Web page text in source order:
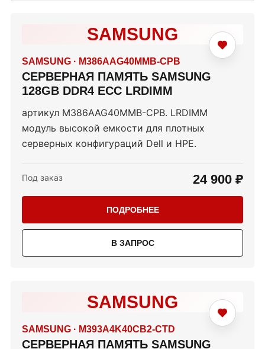
SAMSUNG
SAMSUNG · M386AAG40MMB-CPB
СЕРВЕРНАЯ ПАМЯТЬ SAMSUNG
128GB DDR4 ECC LRDIMM
артикул M386AAG40MMB-CPB. LRDIMM
модуль высокой емкости для плотных
серверных конфигураций Dell и HPE.
Под заказ 24 900 ₽
ПОДРОБНЕЕ
В ЗАПРОС
SAMSUNG
SAMSUNG · M393A4K40CB2-CTD
СЕРВЕРНАЯ ПАМЯТЬ SAMSUNG